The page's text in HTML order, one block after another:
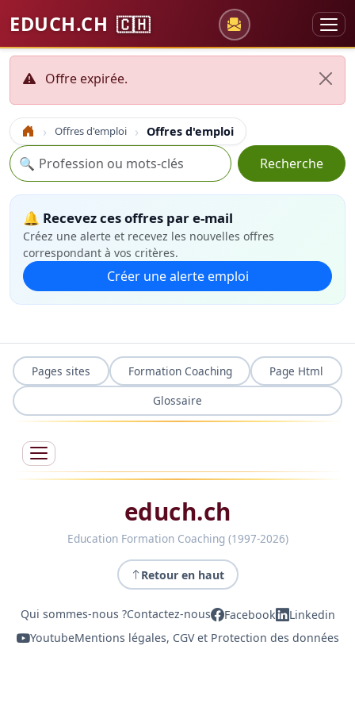
EDUCH.CH 🇨🇭
Offre expirée.
Accueil Offres d'emploi Offres d'emploi
Recherche
🔍 Recherche
🔔 Recevez ces offres par e-mail
Créez une alerte et recevez les nouvelles offres
correspondant à vos critères.
Créer une alerte emploi
Pages sites Formation Coaching
Page Html
Glossaire
educh.ch
Education Formation Coaching (1997-2026)
Retour en haut
Qui sommes-nous ?Contactez-nous Facebook
Linkedin
YoutubeMentions légales, CGV et Protection des données